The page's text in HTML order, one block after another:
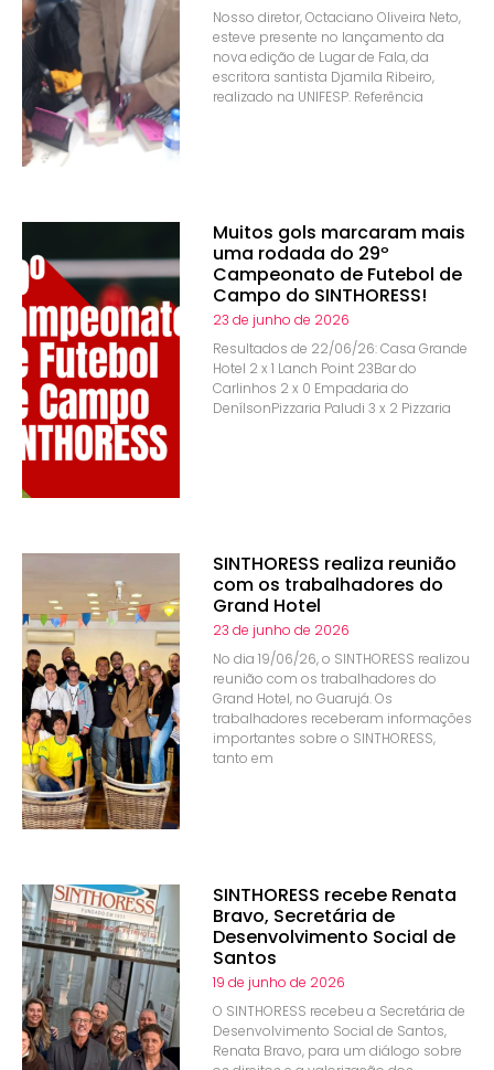
Nosso diretor, Octaciano Oliveira Neto,
esteve presente no lançamento da
nova edição de Lugar de Fala, da
escritora santista Djamila Ribeiro,
realizado na UNIFESP. Referência
Muitos gols marcaram mais
uma rodada do 29º
Campeonato de Futebol de
Campo do SINTHORESS!
23 de junho de 2026
Resultados de 22/06/26: Casa Grande
Hotel 2 x 1 Lanch Point 23Bar do
Carlinhos 2 x 0 Empadaria do
DenílsonPizzaria Paludi 3 x 2 Pizzaria
SINTHORESS realiza reunião
com os trabalhadores do
Grand Hotel
23 de junho de 2026
No dia 19/06/26, o SINTHORESS realizou
reunião com os trabalhadores do
Grand Hotel, no Guarujá. Os
trabalhadores receberam informações
importantes sobre o SINTHORESS,
tanto em
SINTHORESS recebe Renata
Bravo, Secretária de
Desenvolvimento Social de
Santos
19 de junho de 2026
O SINTHORESS recebeu a Secretária de
Desenvolvimento Social de Santos,
Renata Bravo, para um diálogo sobre